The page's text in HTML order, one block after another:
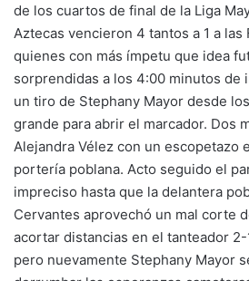
de los cuartos de final de la Liga
Aztecas vencieron 4 tantos a 1 a las
quienes con más ímpetu que idea
sorprendidas a los 4:00 minutos de
un tiro de Stephany Mayor desde
grande para abrir el marcador. Dos
Alejandra Vélez con un escopetazo
portería poblana. Acto seguido el
impreciso hasta que la delantera
Cervantes aprovechó un mal corte
acortar distancias en el tanteador 2-
pero nuevamente Stephany Mayor